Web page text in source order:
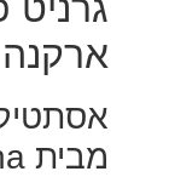
ארקנה
מבית Arcana ספרד